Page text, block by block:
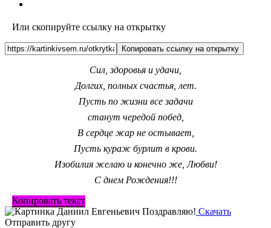
Или скопируйте ссылку на открытку
Копировать ссылку на открытку
Сил, здоровья и удачи,
Долгих, полных счастья, лет.
Пусть по жизни все задачи
станут чередой побед,
В сердце жар не остывает,
Пусть кураж бурлит в крови.
Изобилия желаю и конечно же, Любви!
С днем Рождения!!!
Копировать текст
Скачать
Отправить другу